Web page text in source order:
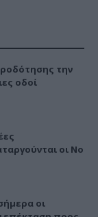
την
οδοί
οι Νο
οι